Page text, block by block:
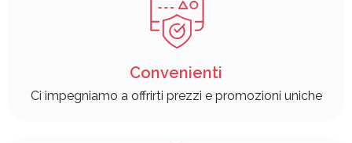
Convenienti
Ci impegniamo a offrirti prezzi e promozioni uniche